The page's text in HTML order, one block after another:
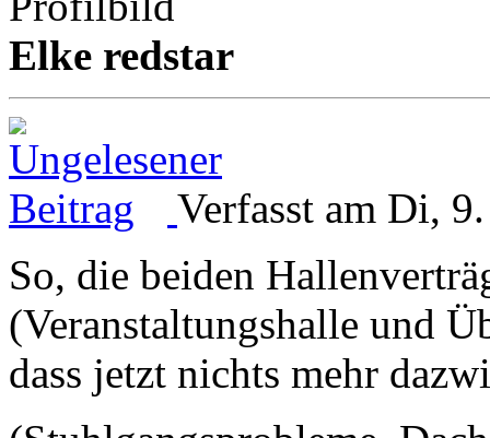
Elke redstar
Verfasst am Di,
So, die beiden
(Veranstaltungshalle und
dass jetzt nichts mehr